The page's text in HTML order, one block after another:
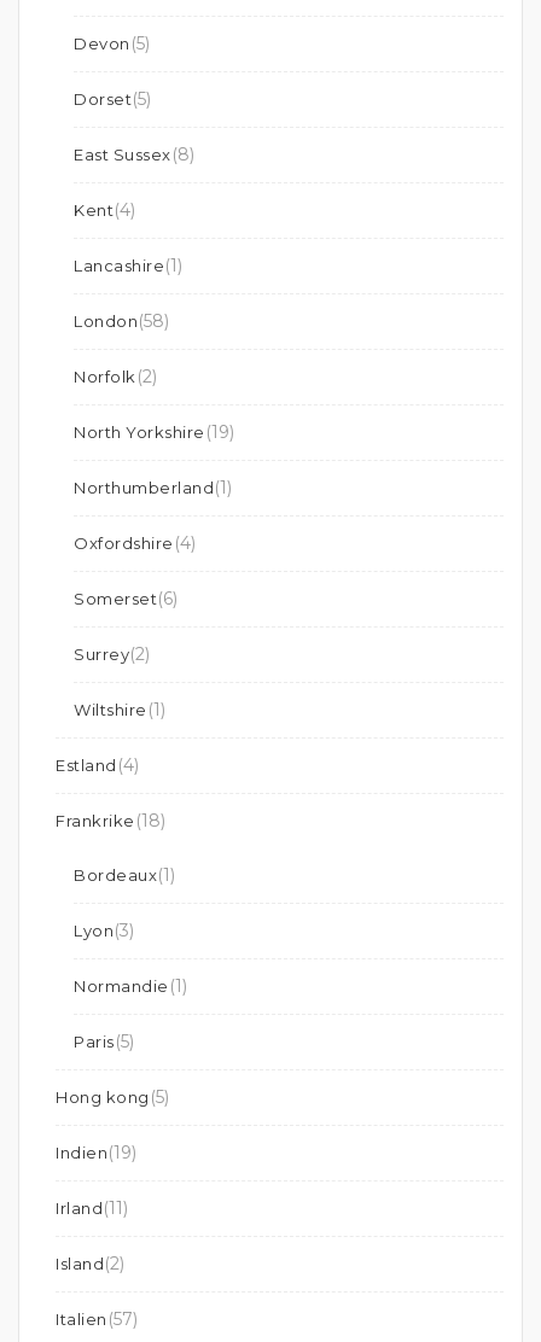
Devon (5)
Dorset(5)
East Sussex(8)
Kent(4)
Lancashire(1)
London(58)
Norfolk (2)
North Yorkshire (19)
Northumberland(1)
Oxfordshire (4)
Somerset(6)
Surrey(2)
Wiltshire (1)
Estland (4)
Frankrike (18)
Bordeaux(1)
Lyon(3)
Normandie (1)
Paris(5)
Hong kong (5)
Indien(19)
Irland(11)
Island(2)
Italien (57)